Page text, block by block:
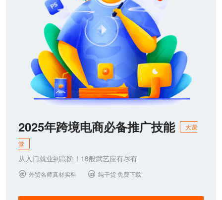
2025年跨境电商必备推广技能
大课
堂
从入门就业到高阶！18般武艺应有尽有
 外贸名师真材实料  纯干货 免费下载